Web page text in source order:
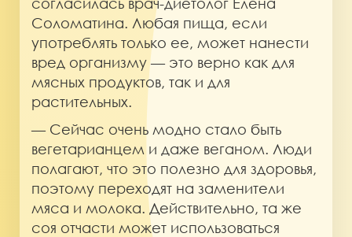
Соломатина. Любая пища, если
употреблять только ее, может нанести
вред организму — это верно как для
мясных продуктов, так и для
растительных.
— Сейчас очень модно стало быть
вегетарианцем и даже веганом. Люди
полагают, что это полезно для здоровья,
поэтому переходят на заменители
мяса и молока. Действительно, та же
соя отчасти может использоваться